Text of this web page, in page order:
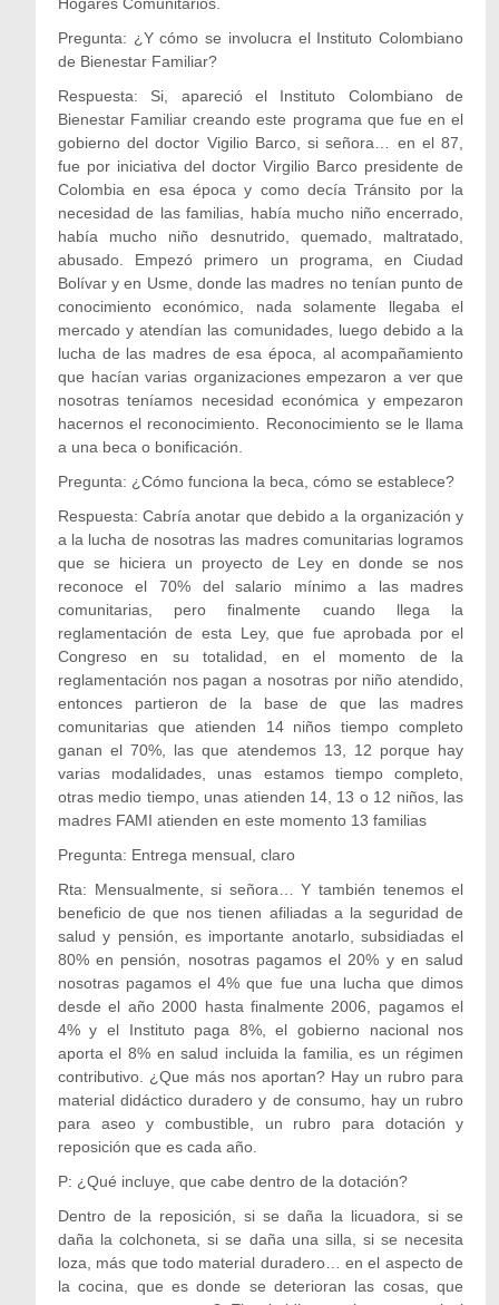
Pregunta: ¿Y cómo se involucra el Instituto Colombiano
de Bienestar Familiar?
Respuesta: Si, apareció el Instituto Colombiano de
Bienestar Familiar creando este programa que fue en el
gobierno del doctor Vigilio Barco, si señora… en el 87,
fue por iniciativa del doctor Virgilio Barco presidente de
Colombia en esa época y como decía Tránsito por la
necesidad de las familias, había mucho niño encerrado,
había mucho niño desnutrido, quemado, maltratado,
abusado. Empezó primero un programa, en Ciudad
Bolívar y en Usme, donde las madres no tenían punto de
conocimiento económico, nada solamente llegaba el
mercado y atendían las comunidades, luego debido a la
lucha de las madres de esa época, al acompañamiento
que hacían varias organizaciones empezaron a ver que
nosotras teníamos necesidad económica y empezaron
hacernos el reconocimiento. Reconocimiento se le llama
a una beca o bonificación.
Pregunta: ¿Cómo funciona la beca, cómo se establece?
Respuesta: Cabría anotar que debido a la organización y
a la lucha de nosotras las madres comunitarias logramos
que se hiciera un proyecto de Ley en donde se nos
reconoce el 70% del salario mínimo a las madres
comunitarias, pero finalmente cuando llega la
reglamentación de esta Ley, que fue aprobada por el
Congreso en su totalidad, en el momento de la
reglamentación nos pagan a nosotras por niño atendido,
entonces partieron de la base de que las madres
comunitarias que atienden 14 niños tiempo completo
ganan el 70%, las que atendemos 13, 12 porque hay
varias modalidades, unas estamos tiempo completo,
otras medio tiempo, unas atienden 14, 13 o 12 niños, las
madres FAMI atienden en este momento 13 familias
Pregunta: Entrega mensual, claro
Rta: Mensualmente, si señora… Y también tenemos el
beneficio de que nos tienen afiliadas a la seguridad de
salud y pensión, es importante anotarlo, subsidiadas el
80% en pensión, nosotras pagamos el 20% y en salud
nosotras pagamos el 4% que fue una lucha que dimos
desde el año 2000 hasta finalmente 2006, pagamos el
4% y el Instituto paga 8%, el gobierno nacional nos
aporta el 8% en salud incluida la familia, es un régimen
contributivo. ¿Que más nos aportan? Hay un rubro para
material didáctico duradero y de consumo, hay un rubro
para aseo y combustible, un rubro para dotación y
reposición que es cada año.
P: ¿Qué incluye, que cabe dentro de la dotación?
Dentro de la reposición, si se daña la licuadora, si se
daña la colchoneta, si se daña una silla, si se necesita
loza, más que todo material duradero… en el aspecto de
la cocina, que es donde se deterioran las cosas, que